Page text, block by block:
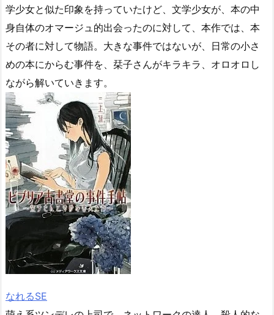
学少女と似た印象を持っていたけど、文学少女が、本の中
身自体のオマージュ的出会ったのに対して、本作では、本
その者に対して物語。大きな事件ではないが、日常の小さ
めの本にからむ事件を、栞子さんがキラキラ、オロオロし
ながら解いていきます。
なれるSE